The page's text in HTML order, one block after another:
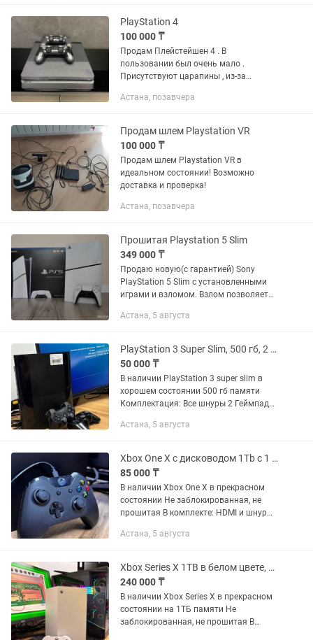
PlayStation 4
100 000 ₸
Продам Плейстейшен 4 . В
пользовании был очень мало .
Присутствуют царапины , из-за
Два джойстика
Астана, позавчера
Продам шлем Playstation VR
100 000 ₸
Продам шлем Playstation VR в
идеальном состоянии! Возможно
доставка и проверка!
Астана, позавчера
Прошитая Playstation 5 Slim
349 000 ₸
Продаю новую(с гарантией) Sony
PlayStatiоn 5 Slim с установленными
играми и взломом. Взлом позволяет
покупки дисков и без покупок в PS
Астана, 5 августа
PlayStation 3 Super Slim, 500 гб, 2 геймпада, не прошитая
50 000 ₸
В наличии PlayStation 3 super slim в
хорошем состоянии 500 гб памяти
Комплектация: Все шнуры 2 Геймпад
по городу Цена 50.000 Торг неуместен.
Астана, 5 августа
Xbox One X с дисководом 1Tb с 1 геймпадом 0.0.12/Kaspi Red
85 000 ₸
В наличии Xbox One Х в прекрасном
состоянии Не заблокированная, не
прошитая В комплекте: HDMI и шнур
85.000 тенге Гарантия: 1 месяц Торг
Астана, 5 августа
Xbox Series X 1TB в белом цвете, без дисковода. Гарантия/Рассрочка
240 000 ₸
В наличии Xbox Series X в прекрасном
состоянии на 1ТБ памяти Не
заблокированная, не прошитая В